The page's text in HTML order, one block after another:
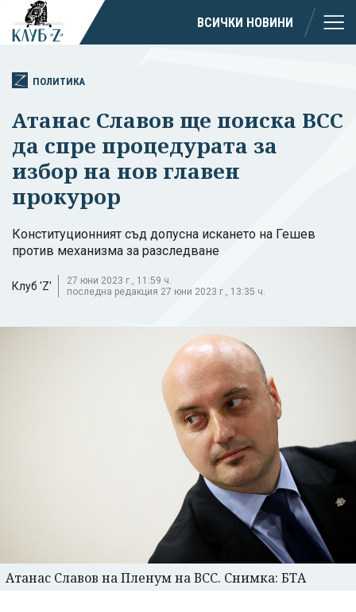
ВСИЧКИ НОВИНИ
ПОЛИТИКА
Атанас Славов ще поиска ВСС
да спре процедурата за
избор на нов главен
прокурор
Конституционният съд допусна искането на Гешев
против механизма за разследване
Клуб 'Z'
27 юни 2023 г., 11:59 ч.
последна редакция 27 юни 2023 г., 13:35 ч.
Атанас Славов на Пленум на ВСС. Снимка: БТА